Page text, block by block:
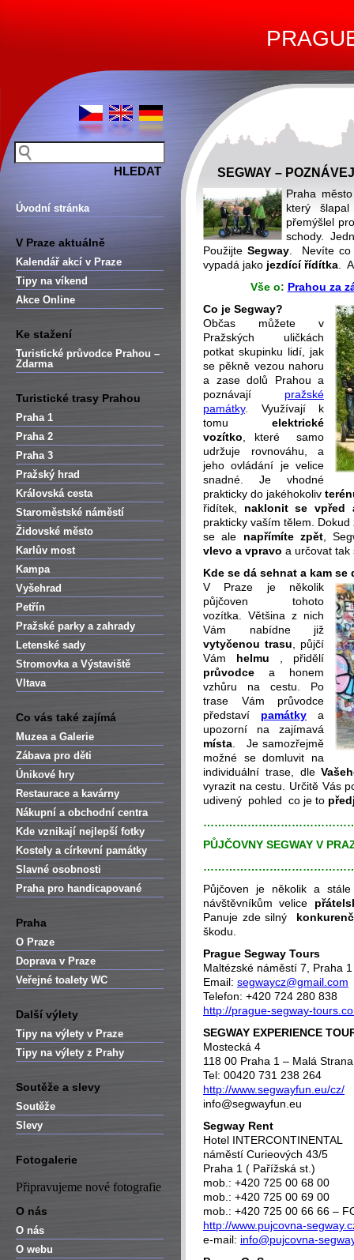
Úvodní stránka
V Praze aktuálně
Kalendář akcí v Praze
Tipy na víkend
Akce Online
Ke stažení
Turistické průvodce Prahou –
Zdarma
Turistické trasy Prahou
Praha 1
Praha 2
Praha 3
Pražský hrad
Královská cesta
Staroměstské náměstí
Židovské město
Karlův most
Kampa
Vyšehrad
Petřín
Pražské parky a zahrady
Letenské sady
Stromovka a Výstaviště
Vltava
Co vás také zajímá
Muzea a Galerie
Zábava pro děti
Únikové hry
Restaurace a kavárny
Nákupní a obchodní centra
Kde vznikají nejlepší fotky
Kostely a církevní památky
Slavné osobnosti
Praha pro handicapované
Praha
O Praze
Doprava v Praze
Veřejné toalety WC
Další výlety
Tipy na výlety v Praze
Tipy na výlety z Prahy
Soutěže a slevy
Soutěže
Slevy
Fotogalerie
Připravujeme nové fotografie
O nás
O nás
O webu
SEGWAY –
Praha
který
přemýšlel
schody.
Použijte Segway . Nevíte
vypadá jako jezdící řídítka .
Vše o: Prahou za
Co je Segway?
Občas můžete v
Pražských uličkách
potkat skupinku lidí, jak
se pěkně vezou nahoru
a zase dolů Prahou a
poznávají pražské
památky. Využívají k
tomu elektrické
vozítko , které samo
udržuje rovnováhu, a
jeho ovládání je velice
snadné. Je vhodné
prakticky do jakéhokoliv
řidítek, naklonit se vpřed
prakticky vaším tělem.
se ale napřímíte zpět ,
vlevo a vpravo a určovat tak
Kde se dá sehnat a kam se
V Praze je několik
půjčoven tohoto
vozítka. Většina z nich
Vám nabídne již
vytyčenou trasu , půjčí
Vám helmu , přidělí
průvodce a honem
vzhůru na cestu. Po
trase Vám průvodce
představí památky a
upozorní na zajímavá
místa . Je samozřejmě
možné se domluvit na
individuální trase, dle
vyrazit na cestu. Určitě Vás
udivený pohled co je to
PŮJČOVNY SEGWAY V
Půjčoven je několik a
návštěvníkům velice
Panuje zde silný
škodu.
Prague Segway Tours
Maltézské náměstí 7, Praha 1
Email: segwaycz@gmail.com
Telefon: +420 724 280 838
http://prague-segway-
SEGWAY EXPERIENCE
Mostecká 4
118 00 Praha 1 – Malá Strana
Tel: 00420 731 238 264
http://www.segwayfun.eu/cz/
info@segwayfun.eu
Segway Rent
Hotel INTERCONTINENTAL
náměstí Curieových 43/5
Praha 1 ( Pařížská st.)
mob.: +420 725 00 68 00
mob.: +420 725 00 69 00
mob.: +420 725 00 66 66 –
http://www.pujcovna-
e-mail: info@pujcovna-